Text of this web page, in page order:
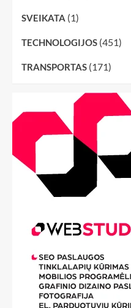
SVEIKATA (1)
TECHNOLOGIJOS (451)
TRANSPORTAS (171)